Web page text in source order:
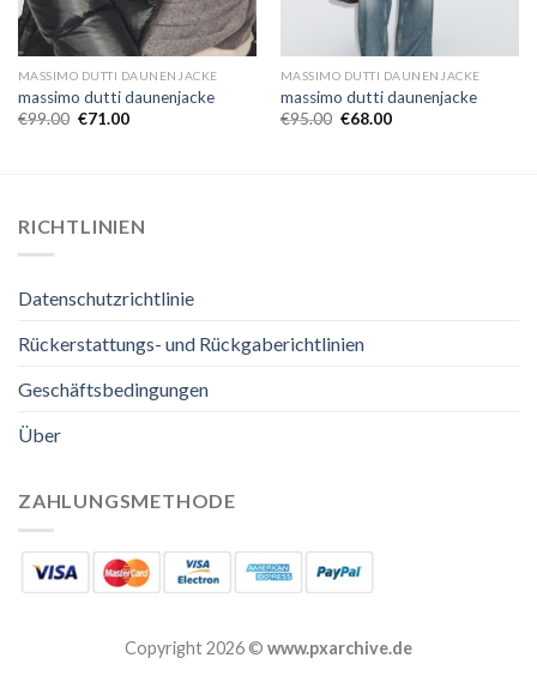
MASSIMO DUTTI DAUNENJACKE
massimo dutti daunenjacke
€99.00 €71.00
MASSIMO DUTTI DAUNENJACKE
massimo dutti daunenjacke
€95.00 €68.00
RICHTLINIEN
Datenschutzrichtlinie
Rückerstattungs- und Rückgaberichtlinien
Geschäftsbedingungen
Über
ZAHLUNGSMETHODE
Copyright 2026 © www.pxarchive.de